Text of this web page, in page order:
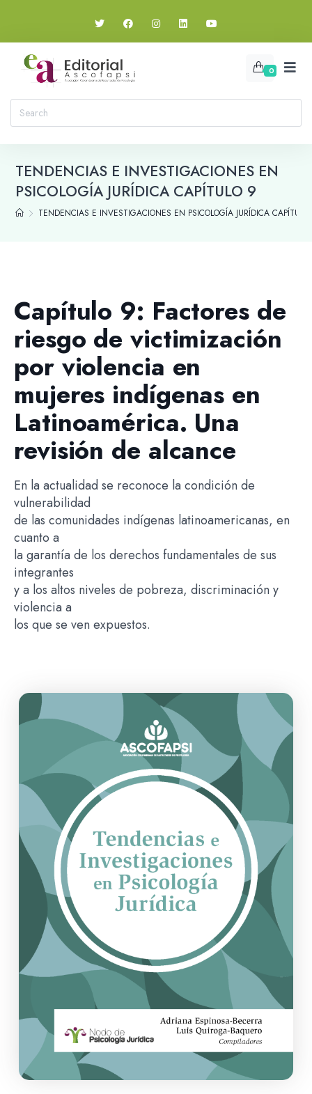
0
TENDENCIAS E INVESTIGACIONES EN
PSICOLOGÍA JURÍDICA CAPÍTULO 9
TENDENCIAS E INVESTIGACIONES EN PSICOLOGÍA JURÍDICA
Capítulo 9: Factores de
riesgo de victimización
por violencia en
mujeres indígenas en
Latinoamérica. Una
revisión de alcance
En la actualidad se reconoce la condición de
vulnerabilidad
de las comunidades indígenas latinoamericanas, en
cuanto a
la garantía de los derechos fundamentales de sus
integrantes
y a los altos niveles de pobreza, discriminación y
violencia a
los que se ven expuestos.